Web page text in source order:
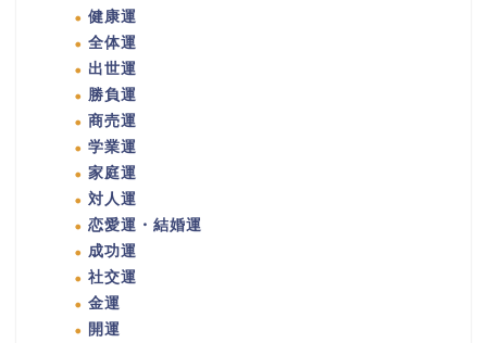
健康運
全体運
出世運
勝負運
商売運
学業運
家庭運
対人運
恋愛運・結婚運
成功運
社交運
金運
開運